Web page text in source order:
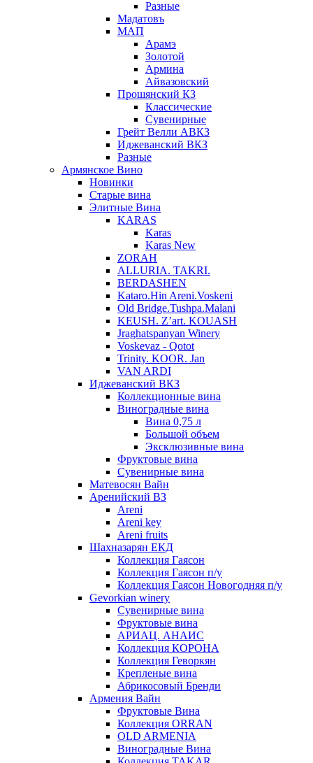
Разные
Мадатовъ
МАП
Арамэ
Золотой
Армина
Айвазовский
Прошянский КЗ
Классические
Сувенирные
Грейт Велли АВКЗ
Иджеванский ВКЗ
Разные
Армянское Вино
Новинки
Старые вина
Элитные Вина
KARAS
Karas
Karas New
ZORAH
ALLURIA. TAKRI.
BERDASHEN
Kataro.Hin Areni.Voskeni
Old Bridge.Tushpa.Malani
KEUSH. Z’art. KOUASH
Jraghatspanyan Winery
Voskevaz - Qotot
Trinity. KOOR. Jan
VAN ARDI
Иджеванский ВКЗ
Коллекционные вина
Виноградные вина
Вина 0,75 л
Большой объем
Эксклюзивные вина
Фруктовые вина
Cувенирные вина
Матевосян Вайн
Аренийский ВЗ
Areni
Areni key
Areni fruits
Шахназарян ЕКД
Коллекция Гаясон
Коллекция Гаясон п/у
Коллекция Гаясон Новогодняя п/у
Gevorkian winery
Сувенирные вина
Фруктовые вина
АРИАЦ. АНАИС
Коллекция КОРОНА
Коллекция Геворкян
Крепленые вина
Абрикосовый Бренди
Армения Вайн
Фруктовые Вина
Коллекция ORRAN
OLD ARMENIA
Виноградные Вина